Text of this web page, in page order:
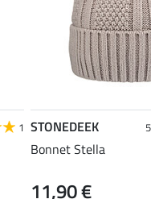
1 STONEDEEK
Bonnet Stella
11,90 €